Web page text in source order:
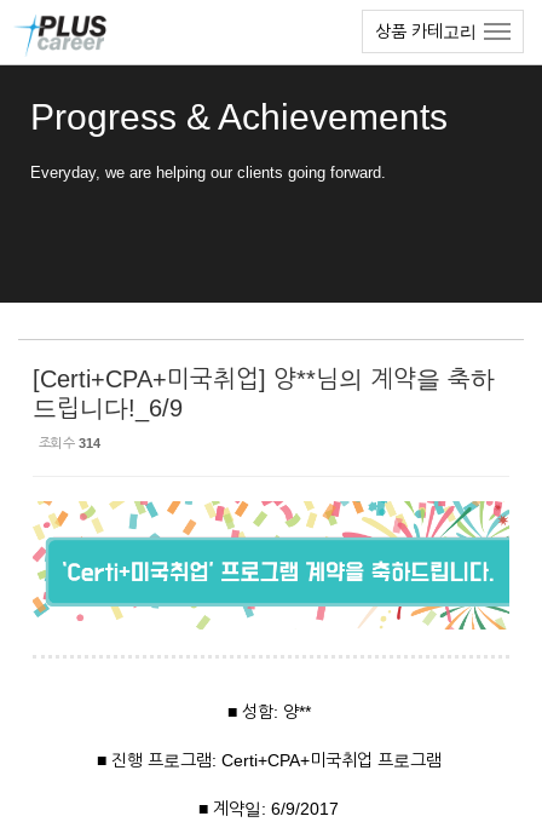
상품 카테고리
Progress & Achievements
Everyday, we are helping our clients going forward.
[Certi+CPA+미국취업] 양**님의 계약을 축하
드립니다!_6/9
조회 수 314
■ 성함: 양**
■ 진행 프로그램: Certi+CPA+미국취업 프로그램
■ 계약일: 6/9/2017